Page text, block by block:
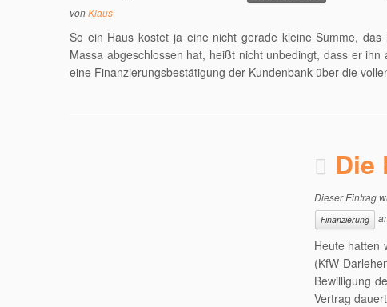
vonKlaus
So ein Haus kostet ja eine nicht gerade kleine Summe,
Massa abgeschlossen hat, heißt nicht unbedingt, dass er
eine Finanzierungsbestätigung der Kundenbank über die
Die
Dieser Eintrag
Finanzierung
Heute hatten
(KfW-
Bewilligung
Vertrag